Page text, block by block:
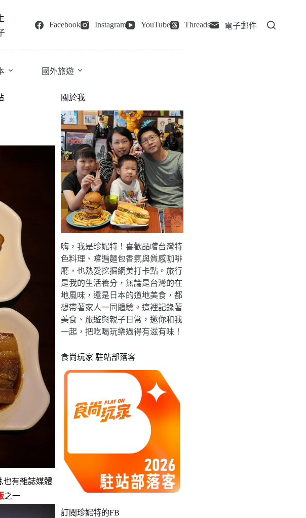
Facebook Instagram YouTube Threads 電子郵件
國外旅遊
,也有雜誌媒體
之一
關於我
嗨，我是珍妮特！喜歡品嚐台灣特
色料理、嚐遍麵包香氣與質感咖啡
廳，也熱愛挖掘網美打卡點。旅行
是我的生活養分，無論是台灣的在
地風味，還是日本的道地美食，都
想帶著家人一同體驗。這裡記錄著
美食、旅遊與親子日常，邀你和我
一起，把吃喝玩樂過得有滋有味！
食尚玩家 駐站部落客
訂閱珍妮特的FB